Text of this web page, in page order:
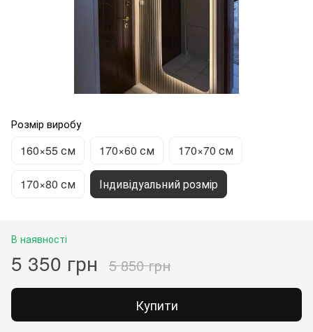
Розмір виробу
160×55 см 170×60 см 170×70 см
170×80 см Індивідуальний розмір
В наявності
5 350 грн 5 850 грн
Купити